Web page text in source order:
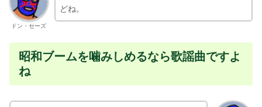
ドン・セーズ
どね。
昭和ブームを噛みしめるなら歌謡曲ですよ
ね